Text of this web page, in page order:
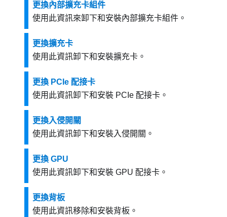
更換內部擴充卡組件
使用此資訊來卸下和安裝內部擴充卡組件。
更換擴充卡
使用此資訊卸下和安裝擴充卡。
更換 PCIe 配接卡
使用此資訊卸下和安裝 PCIe 配接卡。
更換入侵開關
使用此資訊卸下和安裝入侵開關。
更換 GPU
使用此資訊卸下和安裝 GPU 配接卡。
更換背板
使用此資訊移除和安裝背板。